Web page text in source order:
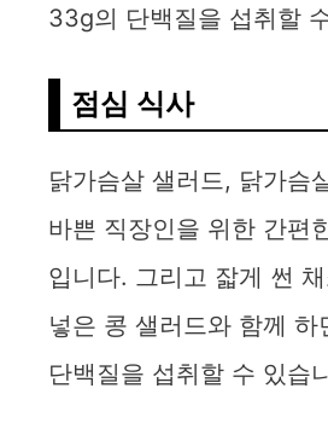
33g의 단백질을 섭취할
점심 식사
닭가슴살 샐러드, 닭가슴
바쁜 직장인을 위한 간편
입니다. 그리고 잛게 썬
넣은 콩 샐러드와 함께
단백질을 섭취할 수 있습